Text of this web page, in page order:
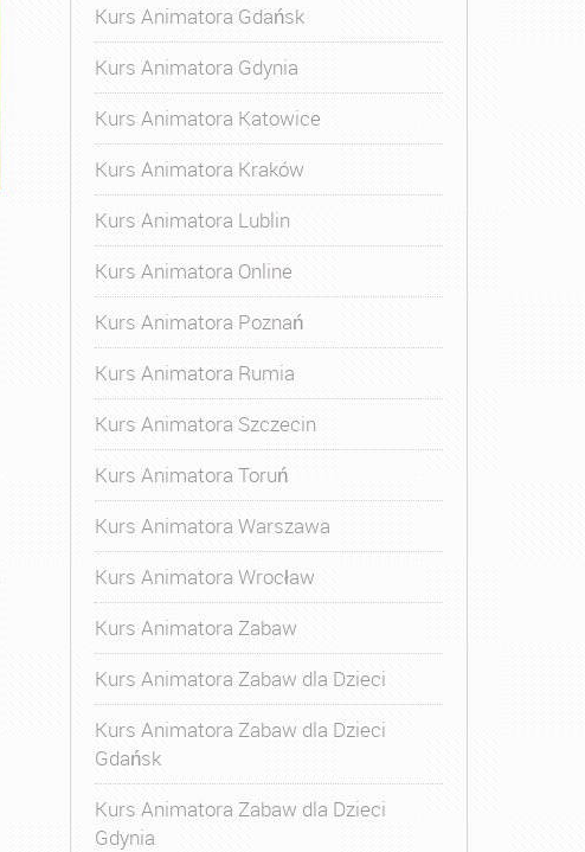
Kurs Animatora Gdańsk
Kurs Animatora Gdynia
Kurs Animatora Katowice
Kurs Animatora Kraków
Kurs Animatora Lublin
Kurs Animatora Online
Kurs Animatora Poznań
Kurs Animatora Rumia
Kurs Animatora Szczecin
Kurs Animatora Toruń
Kurs Animatora Warszawa
Kurs Animatora Wrocław
Kurs Animatora Zabaw
Kurs Animatora Zabaw dla Dzieci
Kurs Animatora Zabaw dla Dzieci
Gdańsk
Kurs Animatora Zabaw dla Dzieci
Gdynia